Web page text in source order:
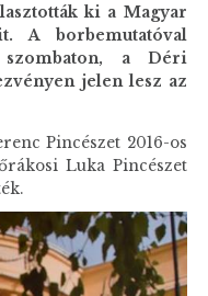
ki a Magyar
A borbemutatóval
szombaton, a Déri
jelen lesz az
Pincészet 2016-os
Luka Pincészet